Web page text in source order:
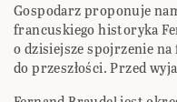
Gospodarz proponuje
francuskiego historyka
o dzisiejsze spojrzenie
do przeszłości. Przed